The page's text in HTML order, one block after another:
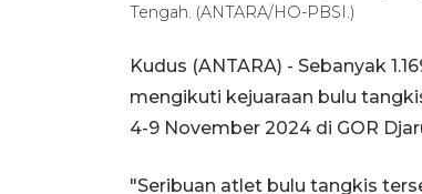
Tengah. (ANTARA/HO-PBSI.)
Kudus (ANTARA) - Sebanyak
mengikuti kejuaraan bulu
4-9 November 2024 di GOR
"Seribuan atlet bulu tangkis